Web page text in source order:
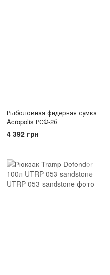
Рыболовная фидерная сумка
Acropolis РСФ-2б
4 392 грн